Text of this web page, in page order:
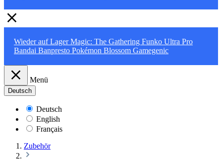
Wieder auf LagerMagic: The Gathering Funko Ultra Pro
Bandai Banpresto Pokémon Blossom Gamegenic
Menü
Deutsch
Deutsch
English
Français
Zubehör